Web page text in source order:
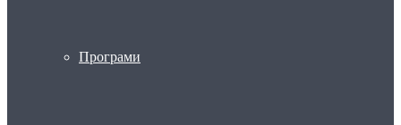
Програми